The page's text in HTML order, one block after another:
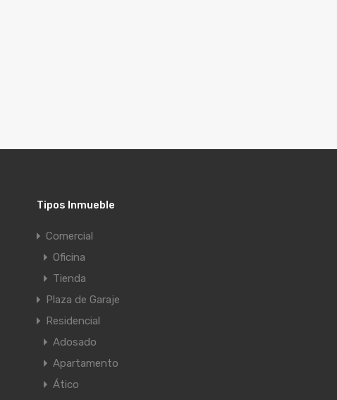
Tipos Inmueble
Comercial
Oficina
Tienda
Plaza de Garaje
Residencial
Adosado
Apartamento
Ático